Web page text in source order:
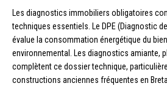
Les diagnostics immobiliers obligatoires
techniques essentiels. Le DPE (Diagnostic
évalue la consommation énergétique du
environnemental. Les diagnostics amiante,
complètent ce dossier technique,
constructions anciennes fréquentes en